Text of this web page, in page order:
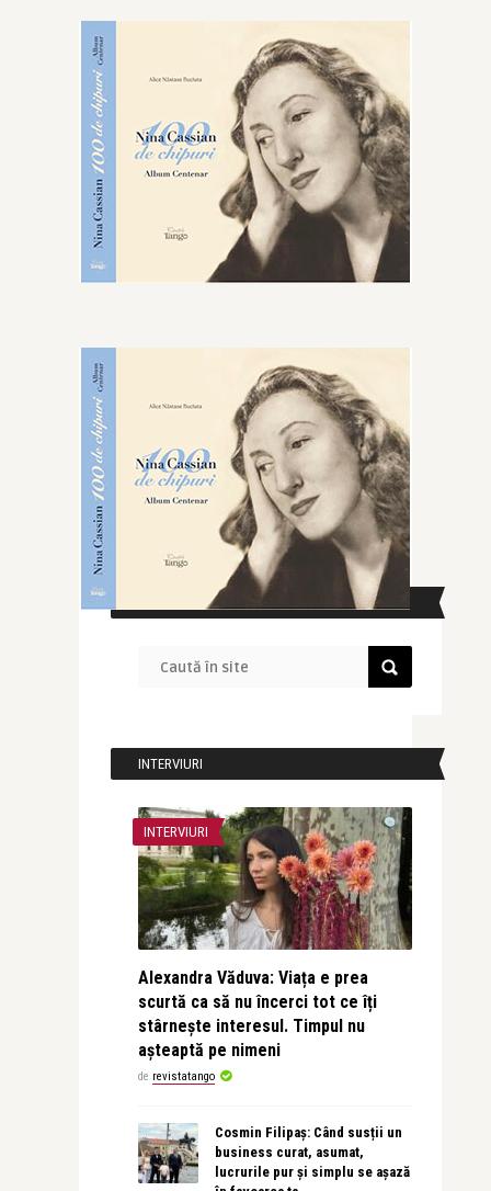
CAUTĂ ÎN SITE
INTERVIURI
INTERVIURI
Alexandra Văduva: Viața e prea
scurtă ca să nu încerci tot ce îți
stârnește interesul. Timpul nu
așteaptă pe nimeni
de revistatango
Cosmin Filipaș: Când susții un
business curat, asumat,
lucrurile pur și simplu se așază